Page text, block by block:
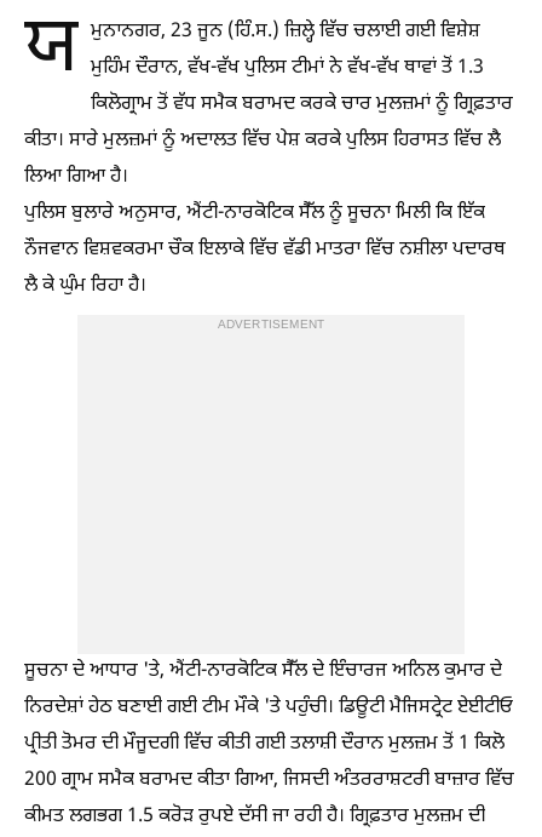
ਯ ਮੁਨਾਨਗਰ, 23 ਜੂਨ (ਹਿੰ.ਸ.) ਜ਼ਿਲ੍ਹੇ ਵਿੱਚ ਚਲਾਈ ਗਈ ਵਿਸ਼ੇਸ਼
ਮੁਹਿੰਮ ਦੌਰਾਨ, ਵੱਖ-ਵੱਖ ਪੁਲਿਸ ਟੀਮਾਂ ਨੇ ਵੱਖ-ਵੱਖ ਥਾਵਾਂ ਤੋਂ 1.3
ਕਿਲੋਗ੍ਰਾਮ ਤੋਂ ਵੱਧ ਸਮੈਕ ਬਰਾਮਦ ਕਰਕੇ ਚਾਰ ਮੁਲਜ਼ਮਾਂ ਨੂੰ ਗ੍ਰਿਫ਼ਤਾਰ
ਕੀਤਾ। ਸਾਰੇ ਮੁਲਜ਼ਮਾਂ ਨੂੰ ਅਦਾਲਤ ਵਿੱਚ ਪੇਸ਼ ਕਰਕੇ ਪੁਲਿਸ ਹਿਰਾਸਤ ਵਿੱਚ ਲੈ
ਲਿਆ ਗਿਆ ਹੈ।
ਪੁਲਿਸ ਬੁਲਾਰੇ ਅਨੁਸਾਰ, ਐਂਟੀ-ਨਾਰਕੋਟਿਕ ਸੈੱਲ ਨੂੰ ਸੂਚਨਾ ਮਿਲੀ ਕਿ ਇੱਕ
ਨੌਜਵਾਨ ਵਿਸ਼ਵਕਰਮਾ ਚੌਕ ਇਲਾਕੇ ਵਿੱਚ ਵੱਡੀ ਮਾਤਰਾ ਵਿੱਚ ਨਸ਼ੀਲਾ ਪਦਾਰਥ
ਲੈ ਕੇ ਘੁੰਮ ਰਿਹਾ ਹੈ।
ADVERTISEMENT
ਸੂਚਨਾ ਦੇ ਆਧਾਰ 'ਤੇ, ਐਂਟੀ-ਨਾਰਕੋਟਿਕ ਸੈੱਲ ਦੇ ਇੰਚਾਰਜ ਅਨਿਲ ਕੁਮਾਰ ਦੇ
ਨਿਰਦੇਸ਼ਾਂ ਹੇਠ ਬਣਾਈ ਗਈ ਟੀਮ ਮੌਕੇ 'ਤੇ ਪਹੁੰਚੀ। ਡਿਊਟੀ ਮੈਜਿਸਟ੍ਰੇਟ ਏਈਟੀਓ
ਪ੍ਰੀਤੀ ਤੋਮਰ ਦੀ ਮੌਜੂਦਗੀ ਵਿੱਚ ਕੀਤੀ ਗਈ ਤਲਾਸ਼ੀ ਦੌਰਾਨ ਮੁਲਜ਼ਮ ਤੋਂ 1 ਕਿਲੋ
200 ਗ੍ਰਾਮ ਸਮੈਕ ਬਰਾਮਦ ਕੀਤਾ ਗਿਆ, ਜਿਸਦੀ ਅੰਤਰਰਾਸ਼ਟਰੀ ਬਾਜ਼ਾਰ ਵਿੱਚ
ਕੀਮਤ ਲਗਭਗ 1.5 ਕਰੋੜ ਰੁਪਏ ਦੱਸੀ ਜਾ ਰਹੀ ਹੈ। ਗ੍ਰਿਫ਼ਤਾਰ ਮੁਲਜ਼ਮ ਦੀ